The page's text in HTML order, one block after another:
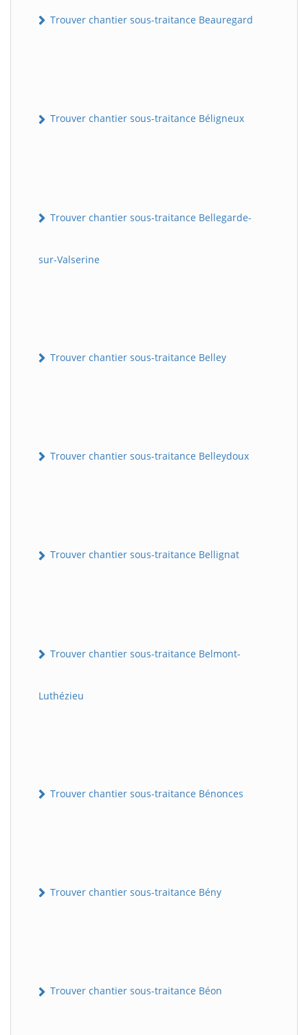
Trouver chantier sous-traitance Beauregard
Trouver chantier sous-traitance Béligneux
Trouver chantier sous-traitance Bellegarde-
sur-Valserine
Trouver chantier sous-traitance Belley
Trouver chantier sous-traitance Belleydoux
Trouver chantier sous-traitance Bellignat
Trouver chantier sous-traitance Belmont-
Luthézieu
Trouver chantier sous-traitance Bénonces
Trouver chantier sous-traitance Bény
Trouver chantier sous-traitance Béon